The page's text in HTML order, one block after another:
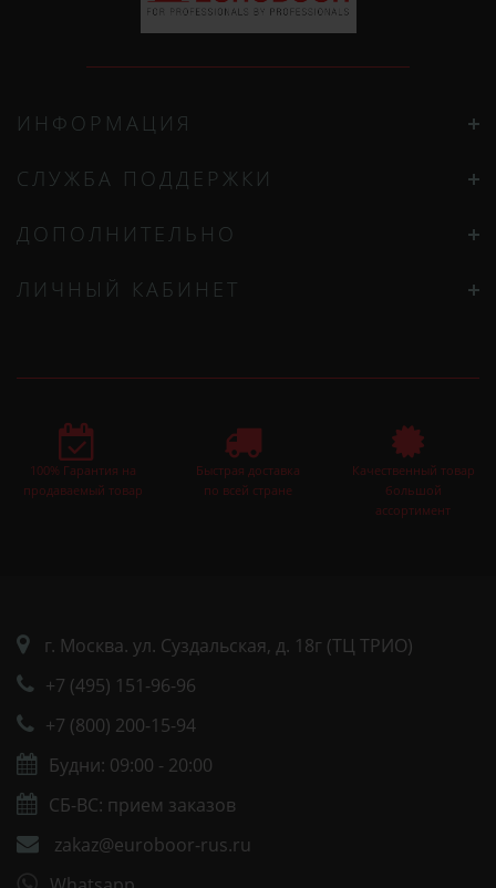
ИНФОРМАЦИЯ
СЛУЖБА ПОДДЕРЖКИ
ДОПОЛНИТЕЛЬНО
ЛИЧНЫЙ КАБИНЕТ
100% Гарантия на
продаваемый товар
Быстрая доставка
по всей стране
Качественный товар
большой
ассортимент
г. Москва. ул. Суздальская, д. 18г (ТЦ ТРИО)
+7 (495) 151-96-96
+7 (800) 200-15-94
Будни: 09:00 - 20:00
СБ-ВС: прием заказов
zakaz@euroboor-rus.ru